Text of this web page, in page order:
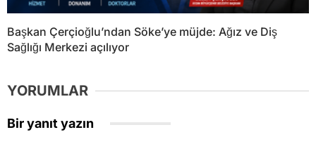
Başkan Çerçioğlu’ndan Söke’ye müjde: Ağız ve Diş
Sağlığı Merkezi açılıyor
YORUMLAR
Bir yanıt yazın